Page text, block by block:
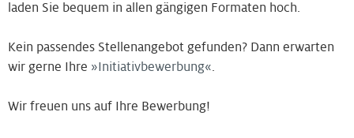
laden Sie bequem in allen gängigen Formaten hoch.
Kein passendes Stellenangebot gefunden? Dann erwarten
wir gerne Ihre
Initiativbewerbung .
Wir freuen uns auf Ihre Bewerbung!